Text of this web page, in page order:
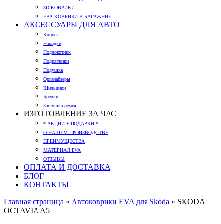
3D КОВРИКИ
ЕВА КОВРИКИ В БАГАЖНИК
АКСЕССУАРЫ ДЛЯ АВТО
Клипсы
Накидки
Подлокотник
Подпятники
Подушка
Органайзеры
Шильдики
Брелки
Заглушка ремня
ИЗГОТОВЛЕНИЕ ЗА ЧАС
* АКЦИИ + ПОДАРКИ *
О НАШЕМ ПРОИЗВОДСТВЕ
ПРЕИМУЩЕСТВА
МАТЕРИАЛ EVA
ОТЗЫВЫ
ОПЛАТА И ДОСТАВКА
БЛОГ
КОНТАКТЫ
Главная страница » Автоковрики EVA для Skoda » SKODA
OCTAVIA A5